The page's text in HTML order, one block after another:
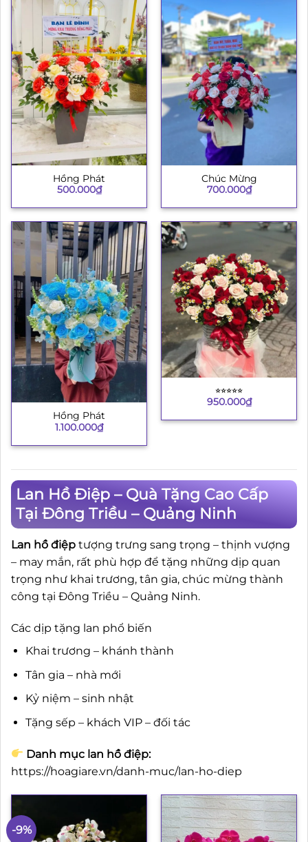
Hồng Phát
500.000₫
Chúc Mừng
700.000₫
Hồng Phát
1.100.000₫
⭐︎⭐︎⭐︎⭐︎⭐︎
950.000₫
Lan Hồ Điệp – Quà Tặng Cao Cấp
Tại Đông Triều – Quảng Ninh
Lan hồ điệp tượng trưng sang trọng – thịnh vượng
– may mắn, rất phù hợp để tặng những dịp quan
trọng như khai trương, tân gia, chúc mừng thành
công tại Đông Triều – Quảng Ninh.
Các dịp tặng lan phổ biến
Khai trương – khánh thành
Tân gia – nhà mới
Kỷ niệm – sinh nhật
Tặng sếp – khách VIP – đối tác
Danh mục lan hồ điệp:
https://hoagiare.vn/danh-muc/lan-ho-diep
-9%